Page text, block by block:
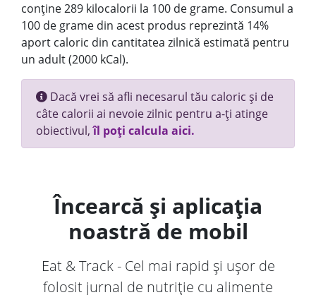
conține 289 kilocalorii la 100 de grame. Consumul a
100 de grame din acest produs reprezintă 14%
aport caloric din cantitatea zilnică estimată pentru
un adult (2000 kCal).
Dacă vrei să afli necesarul tău caloric și de
câte calorii ai nevoie zilnic pentru a-ți atinge
obiectivul,îl poți calcula aici.
Încearcă și aplicația
noastră de mobil
Eat & Track - Cel mai rapid și ușor de
folosit jurnal de nutriție cu alimente